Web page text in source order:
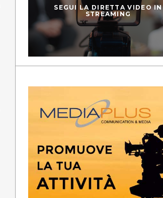
SEGUI LA DIRETTA VIDEO IN
STREAMING